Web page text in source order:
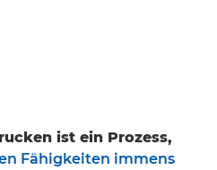
ist ein Prozess,
Fähigkeiten immens